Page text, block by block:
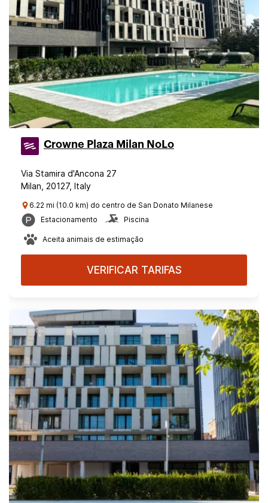
Crowne Plaza Milan NoLo
Via Stamira d'Ancona 27
Milan, 20127, Italy
6.22 mi (10.0 km) do centro de San Donato Milanese
Estacionamento
Piscina
Aceita animais de estimação
VERIFICAR TARIFAS